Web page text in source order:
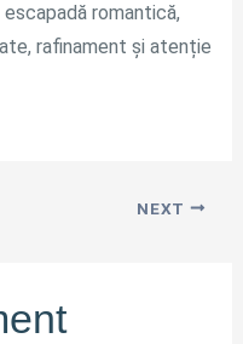
romantică,
rafinament și atenție
NEXT